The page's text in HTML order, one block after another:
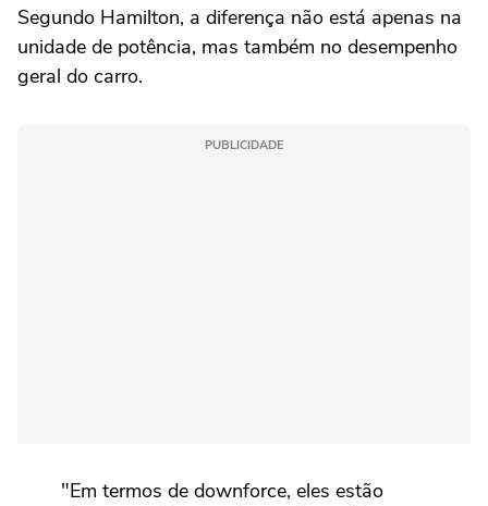
Segundo Hamilton, a diferença não está apenas na
unidade de potência, mas também no desempenho
geral do carro.
PUBLICIDADE
"Em termos de downforce, eles estão